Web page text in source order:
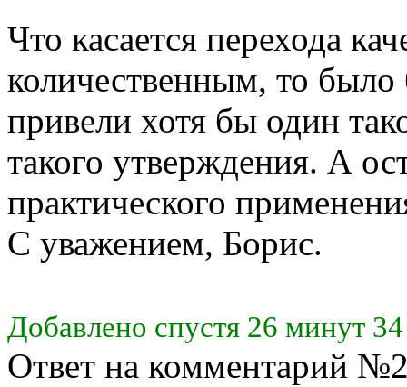
Что касается перехода
количественным, то
привели хотя бы один
такого утверждения. А
практического
С уважением, Борис.
Добавлено спустя 26 минут
Ответ на комментарий